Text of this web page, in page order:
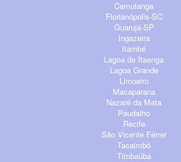
Camutanga
Florianópolis-SC
Guarujá-SP
Ingazeira
Itambé
Lagoa de Itaenga
Lagoa Grande
Limoeiro
Macaparana
Nazaré da Mata
Paudalho
Recife
São Vicente Férrer
Tacaimbó
Timbaúba